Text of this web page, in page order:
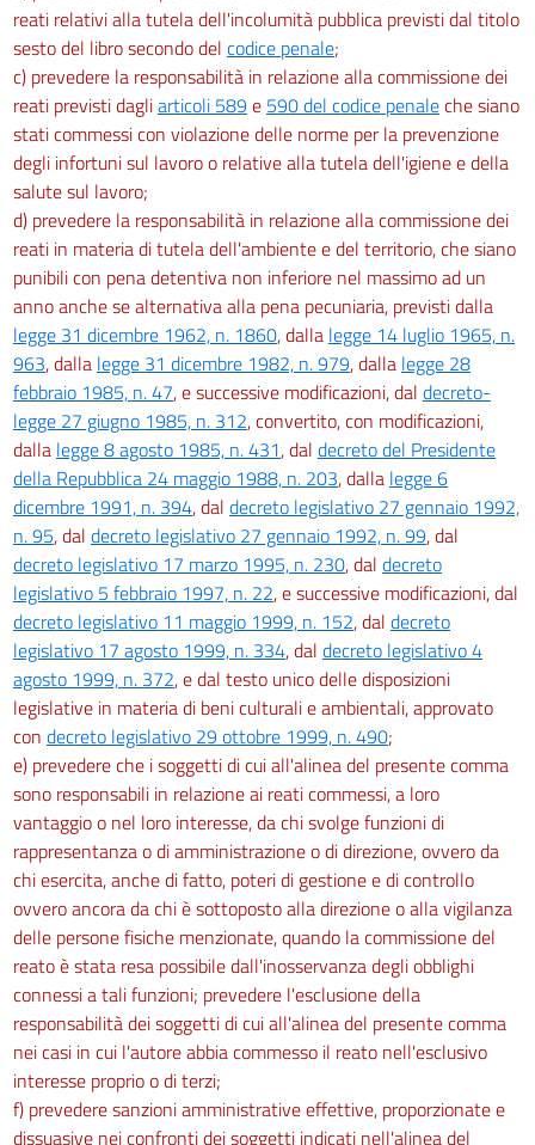
179
Titolo VIII
AGENTI FISICI
Capo I
Disposizioni generali
180
181
182
183
184
185
186
Capo II
Protezione dei lavoratori contro i rischi di esposizione al rumore durante il
lavoro
187
188
189
190
191
192
193
194
195
196
197
198
Capo III
Protezione dei lavoratori dai rischi di esposizione a vibrazioni
199
200
reati relativi alla tutela dell'incolumità pubblica previsti dal titolo
sesto del libro secondo del codice penale;
c) prevedere la responsabilità in relazione alla commissione dei
reati previsti dagliarticoli 589 e 590 del codice penaleche siano
stati commessi con violazione delle norme per la prevenzione
degli infortuni sul lavoro o relative alla tutela dell'igiene e della
salute sul lavoro;
d) prevedere la responsabilità in relazione alla commissione dei
reati in materia di tutela dell'ambiente e del territorio, che siano
punibili con pena detentiva non inferiore nel massimo ad un
anno anche se alternativa alla pena pecuniaria, previsti dalla
legge 31 dicembre 1962, n. 1860, dalla legge 14 luglio 1965, n.
963, dalla legge 31 dicembre 1982, n. 979, dalla legge 28
febbraio 1985, n. 47, e successive modificazioni, dal decreto-
legge 27 giugno 1985, n. 312, convertito, con modificazioni,
dalla legge 8 agosto 1985, n. 431, dal decreto del Presidente
della Repubblica 24 maggio 1988, n. 203, dalla legge 6
dicembre 1991, n. 394, dal decreto legislativo 27 gennaio 1992,
n. 95, dal decreto legislativo 27 gennaio 1992, n. 99, dal
decreto legislativo 17 marzo 1995, n. 230, dal decreto
legislativo 5 febbraio 1997, n. 22, e successive modificazioni, dal
decreto legislativo 11 maggio 1999, n. 152, dal decreto
legislativo 17 agosto 1999, n. 334, dal decreto legislativo 4
agosto 1999, n. 372, e dal testo unico delle disposizioni
legislative in materia di beni culturali e ambientali, approvato
con decreto legislativo 29 ottobre 1999, n. 490;
e) prevedere che i soggetti di cui all'alinea del presente comma
sono responsabili in relazione ai reati commessi, a loro
vantaggio o nel loro interesse, da chi svolge funzioni di
rappresentanza o di amministrazione o di direzione, ovvero da
chi esercita, anche di fatto, poteri di gestione e di controllo
ovvero ancora da chi è sottoposto alla direzione o alla vigilanza
delle persone fisiche menzionate, quando la commissione del
reato è stata resa possibile dall'inosservanza degli obblighi
connessi a tali funzioni; prevedere l'esclusione della
responsabilità dei soggetti di cui all'alinea del presente comma
nei casi in cui l'autore abbia commesso il reato nell'esclusivo
interesse proprio o di terzi;
f) prevedere sanzioni amministrative effettive, proporzionate e
dissuasive nei confronti dei soggetti indicati nell'alinea del